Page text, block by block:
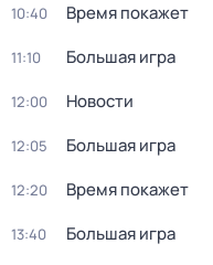
10:40 Время покажет
11:10 Большая игра
12:00 Новости
12:05 Большая игра
12:20 Время покажет
13:40 Большая игра